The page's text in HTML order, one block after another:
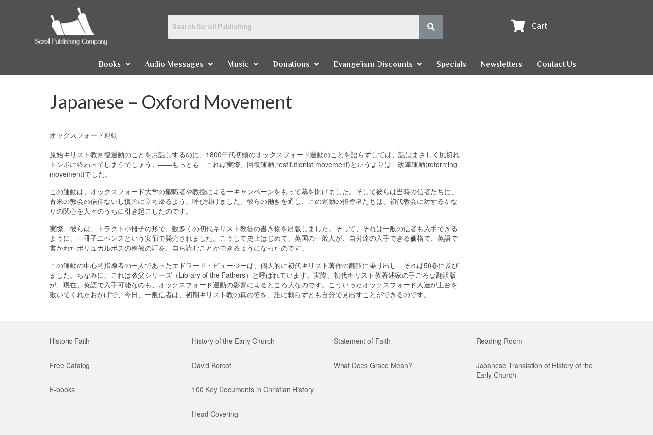
Cart
Books Audio Messages Music Donations Evangelism Discounts Specials Newsletters Contact Us
Japanese – Oxford Movement
オックスフォード運動
原始キリスト教回復運動のことをお話しするのに、1800年代初頭のオックスフォード運動のことを語らずしては、話はまさしく尻切れ
トンボに終わってしまうでしょう。――もっとも、これは実際、回復運動(restitutionist movement)というよりは、改革運動(reforming
movement)でした。
この運動は、オックスフォード大学の聖職者や教授による一キャンペーンをもって幕を開けました。そして彼らは当時の信者たちに、
古来の教会の信仰ないし慣習に立ち帰るよう、呼び掛けました。彼らの働きを通し、この運動の指導者たちは、初代教会に対するかな
りの関心を人々のうちに引き起こしたのです。
実際、彼らは、トラクト小冊子の形で、数多くの初代キリスト教徒の書き物を出版しました。そして、それは一般の信者も入手できる
ように、一冊子二ペンスという安価で発売されました。こうして史上はじめて、英国の一般人が、自分達の入手できる価格で、英語で
書かれたポリュカルポスの殉教の証を、自ら読むことができるようになったのです。
この運動の中心的指導者の一人であったエドワード・ピュージーは、個人的に初代キリスト著作の翻訳に乗り出し、それは50巻に及び
ました。ちなみに、これは教父シリーズ（Library of the Fathers）と呼ばれています。実際、初代キリスト教著述家の手ごろな翻訳版
が、現在、英語で入手可能なのも、オックスフォード運動の影響によるところ大なのです。こういったオックスフォード人達が土台を
敷いてくれたおかげで、今日、一般信者は、初期キリスト教の真の姿を、誰に頼らずとも自分で見出すことができるのです。
Historic Faith
Free Catalog
E-books
History of the Early Church
David Bercot
100 Key Documents in Christian History
Head Covering
Statement of Faith
What Does Grace Mean?
Reading Room
Japanese Translation of History of the
Early Church